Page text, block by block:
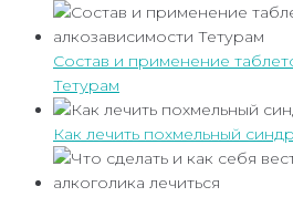
Состав и применение
Тетурам
Как лечить похмельный